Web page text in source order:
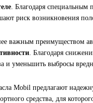
. Благодаря специальным
риск возникновения
важным преимуществом
. Благодаря
и уменьшить выбросы
Mobil предлагают
средства, для